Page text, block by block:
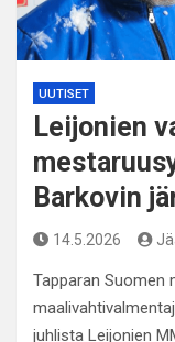
UUTISET
Leijonien
Barkovin
14.5.2026
Tapparan Suomen
juhlista Leijonien